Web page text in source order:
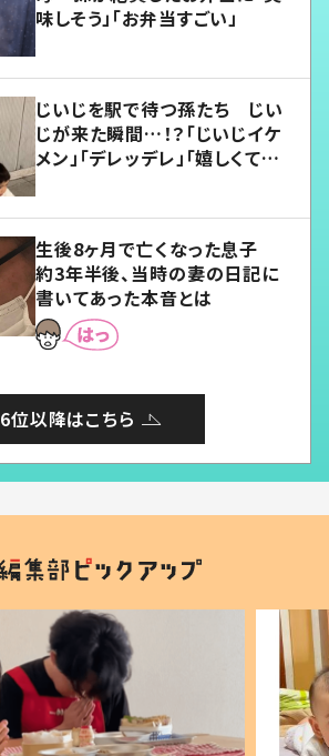
味しそう」「お弁当すごい」
じいじを駅で待つ孫たち じい
じが来た瞬間…！？「じいじイケ
メン」「デレッデレ」「嬉しくて可
生後8ヶ月で亡くなった息子
約3年半後、当時の妻の日記に
書いてあった本音とは
6位以降はこちら